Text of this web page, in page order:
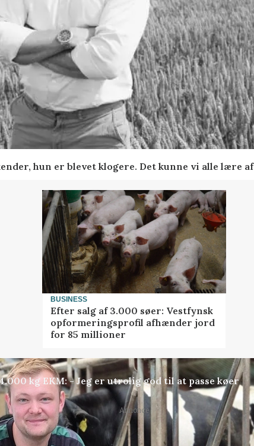
hun er blevet klogere. Det kunne vi alle lære af
BUSINESS
Efter salg af 3.000 søer: Vestfynsk
opformeringsprofil afhænder jord
for 85 millioner
kg EKM: - Jeg er utrolig god til at passe køer
Annonce